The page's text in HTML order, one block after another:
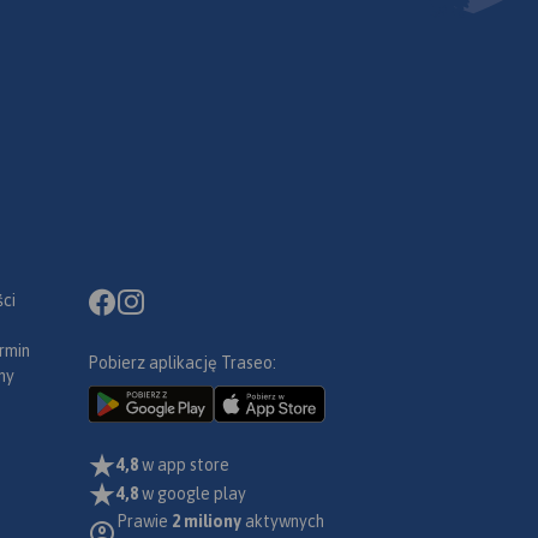
Pobierz aplikację Traseo:
4,8w app store
4,8w google play
Prawie 2 miliony aktywnych